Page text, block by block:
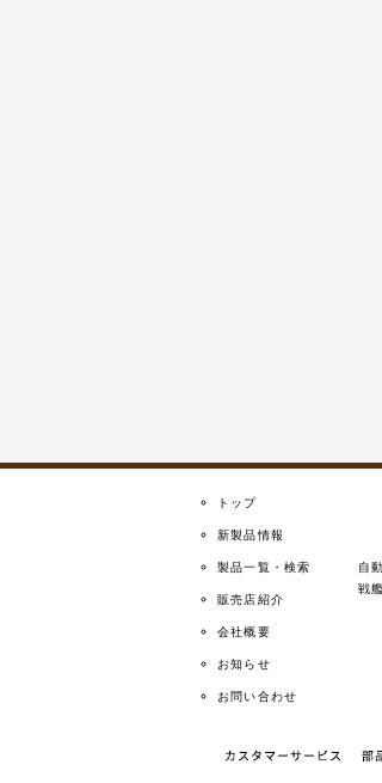
トップ
新製品情報
製品一覧・検索 自
戦
販売店紹介
会社概要
お知らせ
お問い合わせ